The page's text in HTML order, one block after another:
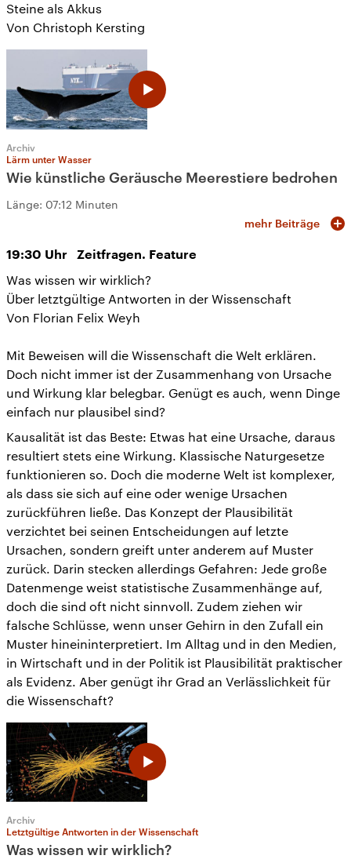
Steine als Akkus
Von Christoph Kersting
Archiv
Lärm unter Wasser
Wie künstliche Geräusche Meerestiere bedrohen
Länge: 07:12 Minuten
mehr Beiträge
19:30 Uhr Zeitfragen. Feature
Was wissen wir wirklich?
Über letztgültige Antworten in der Wissenschaft
Von Florian Felix Weyh
Mit Beweisen will die Wissenschaft die Welt erklären.
Doch nicht immer ist der Zusammenhang von Ursache
und Wirkung klar belegbar. Genügt es auch, wenn Dinge
einfach nur plausibel sind?
Kausalität ist das Beste: Etwas hat eine Ursache, daraus
resultiert stets eine Wirkung. Klassische Naturgesetze
funktionieren so. Doch die moderne Welt ist komplexer,
als dass sie sich auf eine oder wenige Ursachen
zurückführen ließe. Das Konzept der Plausibilität
verzichtet bei seinen Entscheidungen auf letzte
Ursachen, sondern greift unter anderem auf Muster
zurück. Darin stecken allerdings Gefahren: Jede große
Datenmenge weist statistische Zusammenhänge auf,
doch die sind oft nicht sinnvoll. Zudem ziehen wir
falsche Schlüsse, wenn unser Gehirn in den Zufall ein
Muster hineininterpretiert. Im Alltag und in den Medien,
in Wirtschaft und in der Politik ist Plausibilität praktischer
als Evidenz. Aber genügt ihr Grad an Verlässlichkeit für
die Wissenschaft?
Archiv
Letztgültige Antworten in der Wissenschaft
Was wissen wir wirklich?